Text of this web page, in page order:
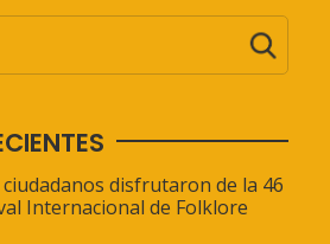
disfrutaron de la 46
Internacional de Folklore